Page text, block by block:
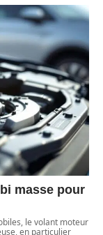
masse pour
le volant moteur
en particulier